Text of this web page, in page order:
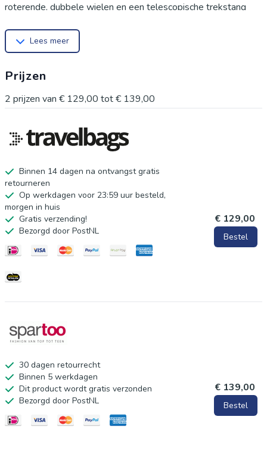
roterende, dubbele wielen en een telescopische trekstang
Comfort is gecombineerd met een stijlvol design, een
De Airconic Spinner 55 is perfect voor een weekendje weg en
een korte vakantie. Het hoofdcompartiment beschikt over
en compact opbergen van eigendommen. De lijnen op de
koffer zorgen voor een moderne look en de zorgvuldige
afwerking maakt de koffer helemaal compleet. Kenmerken: *
Zeer licht gewicht * Handbagage * Hoofdcompartiment met
ritssluiting * Pakriemen * Twee interne ritsvakken * TSA-
cijferslot * Vier dubbele, roterende wielen * Telescopische
trekstang
Lees meer
Prijzen
2 prijzen van € 129,00 tot€ 139,00
Binnen 14 dagen na ontvangst gratis
retourneren
Op werkdagen voor 23:59 uur besteld,
morgen in huis
Gratis verzending!
Bezorgd door PostNL
€ 129,00
Bestel
30 dagen retourrecht
Binnen 5 werkdagen
Dit product wordt gratis verzonden
Bezorgd door PostNL
€ 139,00
Bestel